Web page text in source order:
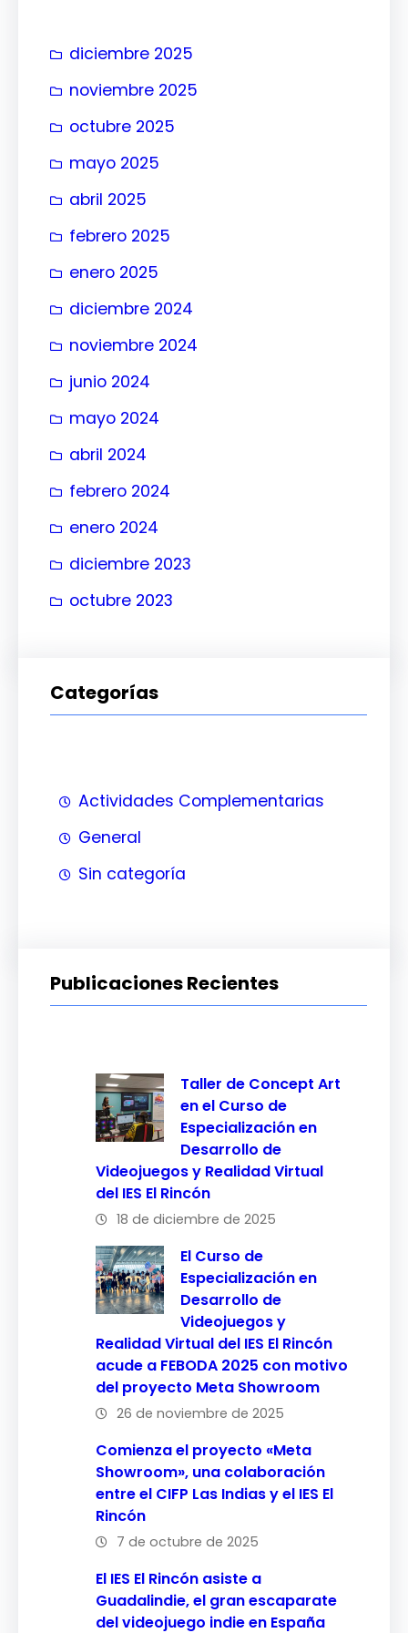
diciembre 2025
noviembre 2025
octubre 2025
mayo 2025
abril 2025
febrero 2025
enero 2025
diciembre 2024
noviembre 2024
junio 2024
mayo 2024
abril 2024
febrero 2024
enero 2024
diciembre 2023
octubre 2023
Categorías
Actividades Complementarias
General
Sin categoría
Publicaciones Recientes
Taller de Concept Art
en el Curso de
Especialización en
Desarrollo de
Videojuegos y Realidad Virtual
del IES El Rincón
18 de diciembre de 2025
El Curso de
Especialización en
Desarrollo de
Videojuegos y
Realidad Virtual del IES El Rincón
acude a FEBODA 2025 con motivo
del proyecto Meta Showroom
26 de noviembre de 2025
Comienza el proyecto «Meta
Showroom», una colaboración
entre el CIFP Las Indias y el IES El
Rincón
7 de octubre de 2025
El IES El Rincón asiste a
Guadalindie, el gran escaparate
del videojuego indie en España